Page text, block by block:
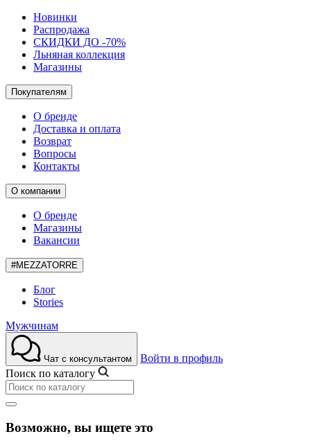
Новинки
Распродажа
СКИДКИ ДО -70%
Льняная коллекция
Магазины
Покупателям
О бренде
Доставка и оплата
Возврат
Вопросы
Контакты
О компании
О бренде
Магазины
Вакансии
#MEZZATORRE
Блог
Stories
Мужчинам
Чат с консультантом
Войти в профиль
Поиск по каталогу
Возможно, вы ищете это